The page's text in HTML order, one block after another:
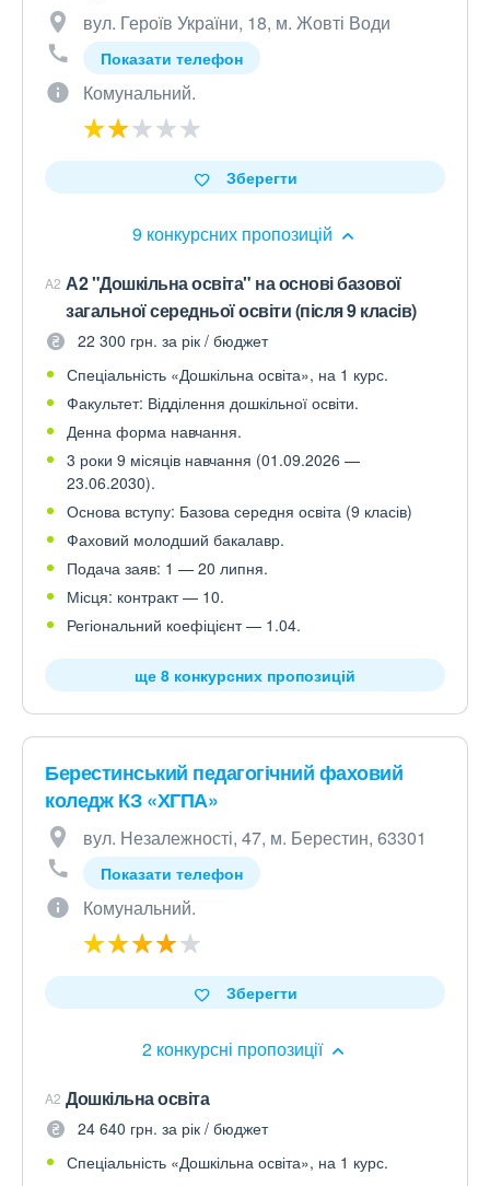
вул. Героїв України, 18, м. Жовті Води
Показати телефон
Комунальний.
9 конкурсних пропозицій
Зберегти
A2 А2 "Дошкільна освіта" на основі базової
загальної середньої освіти (після 9 класів)
22 300 грн. за рік / бюджет
Спеціальність «Дошкільна освіта», на 1 курс.
Факультет: Відділення дошкільної освіти.
Денна форма навчання.
3 роки 9 місяців навчання (01.09.2026 —
23.06.2030).
Основа вступу: Базова середня освіта (9 класів)
Фаховий молодший бакалавр.
Подача заяв: 1 — 20 липня.
Місця: контракт — 10.
Регіональний коефіцієнт — 1.04.
ще 8 конкурсних пропозицій
Берестинський педагогічний фаховий
коледж КЗ «ХГПА»
вул. Незалежності, 47, м. Берестин, 63301
Показати телефон
Комунальний.
2 конкурсні пропозиції
Зберегти
A2 Дошкільна освіта
24 640 грн. за рік / бюджет
Спеціальність «Дошкільна освіта», на 1 курс.